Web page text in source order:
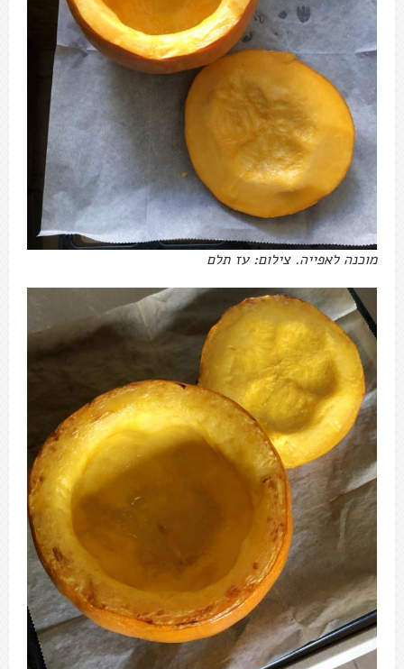
מוכנה לאפייה. צילום: עז תלם